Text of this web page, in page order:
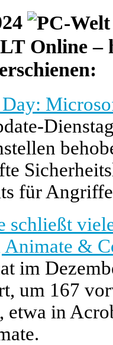
Online –
Day:
für
schließt
Animate &
im
um 167
etwa in